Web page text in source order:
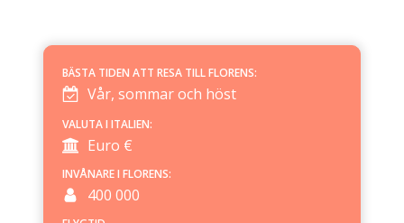
BÄSTA TIDEN ATT RESA TILLFLORENS:
Vår, sommar och höst
VALUTA I ITALIEN:
Euro €
INVÅNARE I FLORENS:
400 000